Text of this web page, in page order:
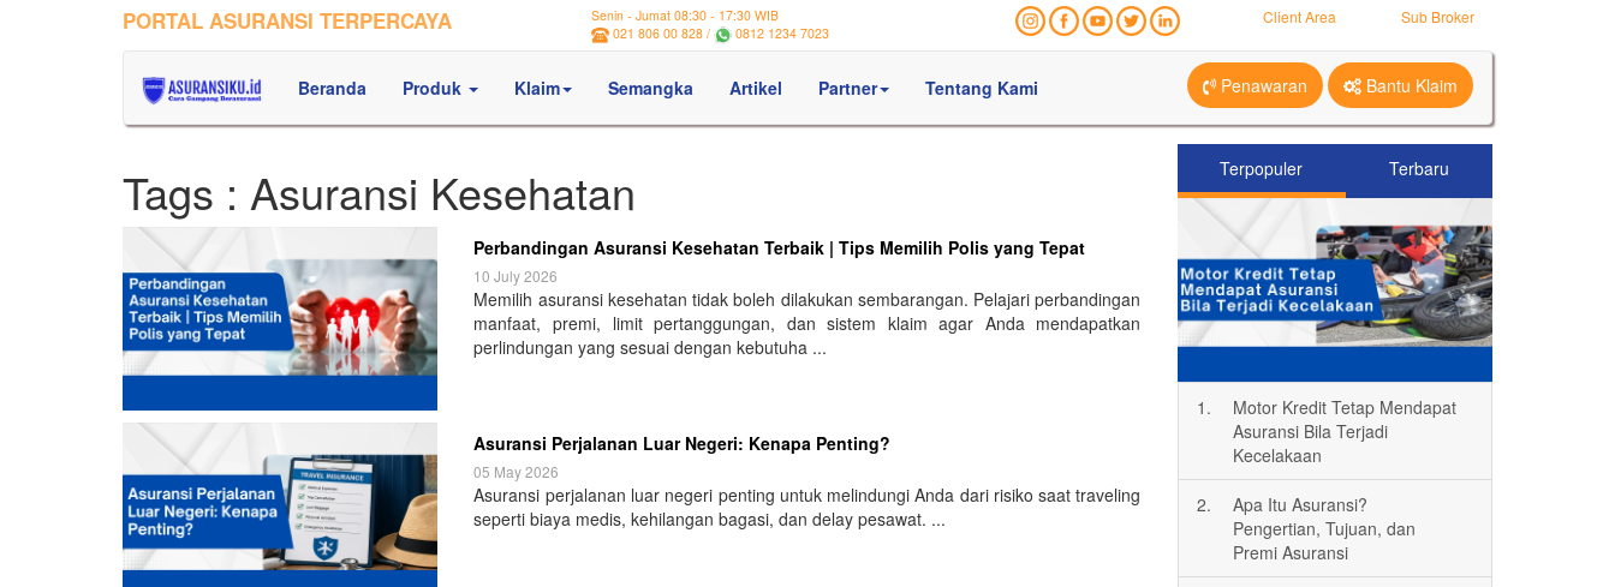
PORTAL ASURANSI TERPERCAYA
Senin - Jumat 08:30 - 17:30 WIB
021 806 00 828 /
0812 1234 7023
Client Area Sub Broker
Beranda Produk Klaim Semangka Artikel Partner Tentang Kami Penawaran Bantu Klaim
Tags : Asuransi Kesehatan
Perbandingan Asuransi Kesehatan Terbaik | Tips Memilih Polis yang Tepat
10 July 2026
Memilih asuransi kesehatan tidak boleh dilakukan sembarangan. Pelajari perbandingan
manfaat, premi, limit pertanggungan, dan sistem klaim agar Anda mendapatkan
perlindungan yang sesuai dengan kebutuha ...
Asuransi Perjalanan Luar Negeri: Kenapa Penting?
05 May 2026
Asuransi perjalanan luar negeri penting untuk melindungi Anda dari risiko saat traveling
seperti biaya medis, kehilangan bagasi, dan delay pesawat. ...
Terpopuler Terbaru
1.
Motor Kredit Tetap Mendapat
Asuransi Bila Terjadi
Kecelakaan
2.
Apa Itu Asuransi?
Pengertian, Tujuan, dan
Premi Asuransi